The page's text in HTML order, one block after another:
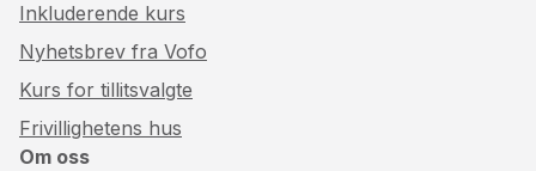
Inkluderende kurs
Nyhetsbrev fra Vofo
Kurs for tillitsvalgte
Frivillighetens hus
Om oss